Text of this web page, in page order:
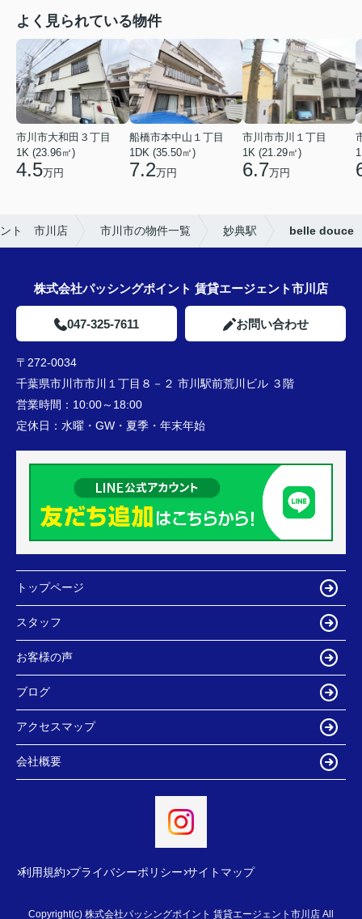
よく見られている物件
市川市大和田３丁目
1K (23.96㎡)
4.5万円
船橋市本中山１丁目
1DK (35.50㎡)
7.2万円
市川市市川１丁目
1K (21.29㎡)
6.7万円
ント 市川店 市川市の物件一覧 妙典駅 belle douce
株式会社パッシングポイント 賃貸エージェント市川店
047-325-7611 お問い合わせ
〒272-0034
千葉県市川市市川１丁目８－２ 市川駅前荒川ビル ３階
営業時間： 10:00～18:00
定休日： 水曜・GW・夏季・年末年始
トップページ
スタッフ
お客様の声
ブログ
アクセスマップ
会社概要
利用規約 プライバシーポリシー サイトマップ
Copyright(c) 株式会社パッシングポイント 賃貸エージェント市川店 All